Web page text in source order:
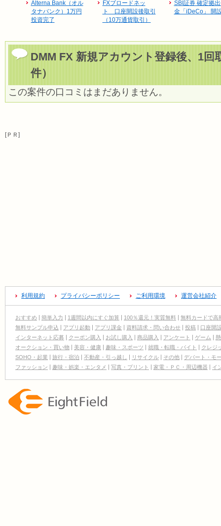
Alterna Bank（オル
タナバンク）1万円
投資完了
FXブロードネッ
ト 口座開設後取引
（10万通貨取引）
SBI証券 確定拠
金「iDeCo」 開
DMM FX 新規アカウント登録後、1回
件）
この案件の口コミはまだありません。
[ＰＲ]
利用規約 プライバシーポリシー ご利用環境 運営会社紹介
おすすめ 簡単入力 1週間以内にすぐ加算 100％還元！実質無料
無料カードで高
無料サンプル申込
アプリ起動 アプリ課金 資料請求・問い合わせ 投稿
口座開
インターネット応募
クーポン購入 お試し購入 商品購入 アンケート ゲーム
オークション・買い物
美容・健康 趣味・スポーツ 就職・転職・バイト
クレジ
SOHO・起業
旅行・宿泊 不動産・引っ越し リサイクル その他
デパート・モ
ファッション
趣味・娯楽・エンタメ 写真・プリント 家電・ＰＣ・周辺機器 イ